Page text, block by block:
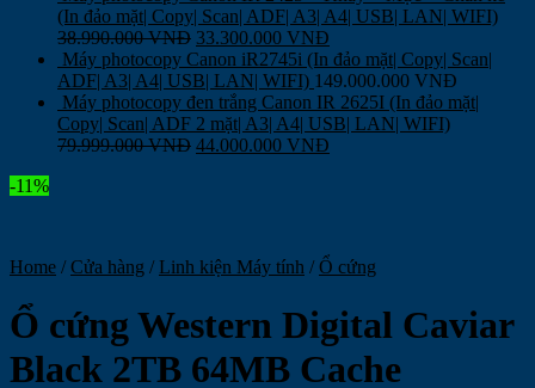
(In đảo mặt| Copy| Scan| ADF| A3| A4| USB| LAN| WIFI)
38.990.000VNĐ 33.300.000 VNĐ
Máy photocopy Canon iR2745i (In đảo mặt| Copy| Scan|
ADF| A3| A4| USB| LAN| WIFI) 149.000.000 VNĐ
Máy photocopy đen trắng Canon IR 2625I (In đảo mặt|
Copy| Scan| ADF 2 mặt| A3| A4| USB| LAN| WIFI)
79.999.000VNĐ 44.000.000 VNĐ
-11%
Home / Cửa hàng / Linh kiện Máy tính / Ổ cứng
Ổ cứng Western Digital Caviar
Black 2TB 64MB Cache